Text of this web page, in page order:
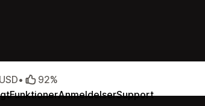
FunktionerAnmeldelserSupport
• 92%